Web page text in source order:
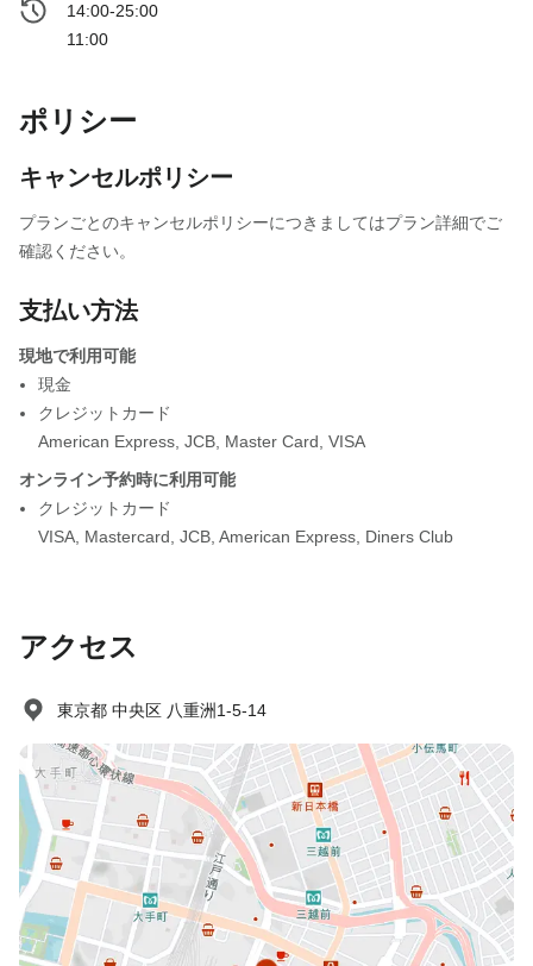
14:00-25:00
11:00
ポリシー
キャンセルポリシー
プランごとのキャンセルポリシーにつきましてはプラン詳細でご
確認ください。
支払い方法
現地で利用可能
現金
クレジットカード
American Express JCB Master Card VISA
オンライン予約時に利用可能
クレジットカード
VISA Mastercard JCB American Express Diners Club
アクセス
東京都 中央区 八重洲1-5-14